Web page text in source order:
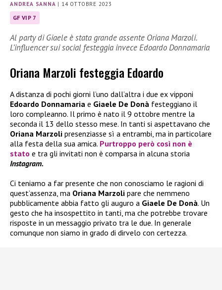
ANDREA SANNA | 14 OTTOBRE 2023
GF VIP 7
Al party di Giaele è stata grande assente Oriana Marzoli.
L’influencer sui social festeggia invece Edoardo Donnamaria
Oriana Marzoli festeggia Edoardo
A distanza di pochi giorni l’uno dall’altra i due ex vipponi
Edoardo Donnamaria e Giaele De Donà festeggiano il
loro compleanno. Il primo è nato il 9 ottobre mentre la
seconda il 13 dello stesso mese. In tanti si aspettavano che
Oriana Marzoli presenziasse sì a entrambi, ma in particolare
alla festa della sua amica. Purtroppo però così non è
stato e tra gli invitati non è comparsa in alcuna storia
Instagram.
Ci teniamo a far presente che non conosciamo le ragioni di
quest’assenza, ma Oriana Marzoli pare che nemmeno
pubblicamente abbia fatto gli auguro a Giaele De Donà. Un
gesto che ha insospettito in tanti, ma che potrebbe trovare
risposte in un messaggio privato tra le due. In generale
comunque non siamo in grado di dirvelo con certezza.